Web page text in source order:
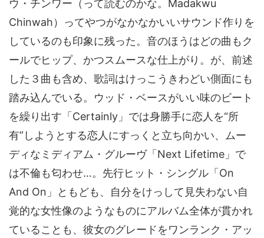
ウ・チンワー（って読むのかな。Madakwu
Chinwah）ってやつがなかなかいいサウンド作りを
しているのも印象に残った。音のほうはどの曲もク
ールでヒップ、かつスムースな仕上がり。が、前述
した３曲も含め、歌詞はけっこうきわどい側面にも
踏み込んでいる。ウッド・ベースがいい味のビート
を繰り出す「Certainly」では身勝手に恋人を“所
有”しようとする恋人にすっくと立ち向かい、ムー
ディなミディアム・グルーヴ「Next Lifetime」で
は不倫も匂わせ…。先行ヒット・シングル「On
And On」ともども、自分をけっして見失わない自
覚的な女性像のようなものにアルバム全体が貫かれ
ていることも、彼女のグレードをワンランク・アッ